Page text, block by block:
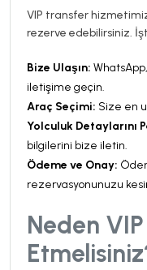
VIP transfer
rezerve edebilirsiniz.
Bize Ulaşın:
iletişime geçin.
Araç Seçimi: Size en
Yolculuk Detaylarını
bilgilerini bize iletin.
Ödeme ve Onay:
rezervasyonunuzu
Neden